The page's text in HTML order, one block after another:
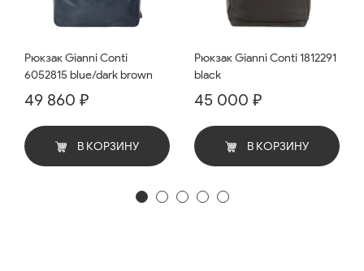
Рюкзак Gianni Conti
6052815 blue/dark brown
49 860 ₽
В КОРЗИНУ
Рюкзак Gianni Conti 1812291
black
45 000 ₽
В КОРЗИНУ